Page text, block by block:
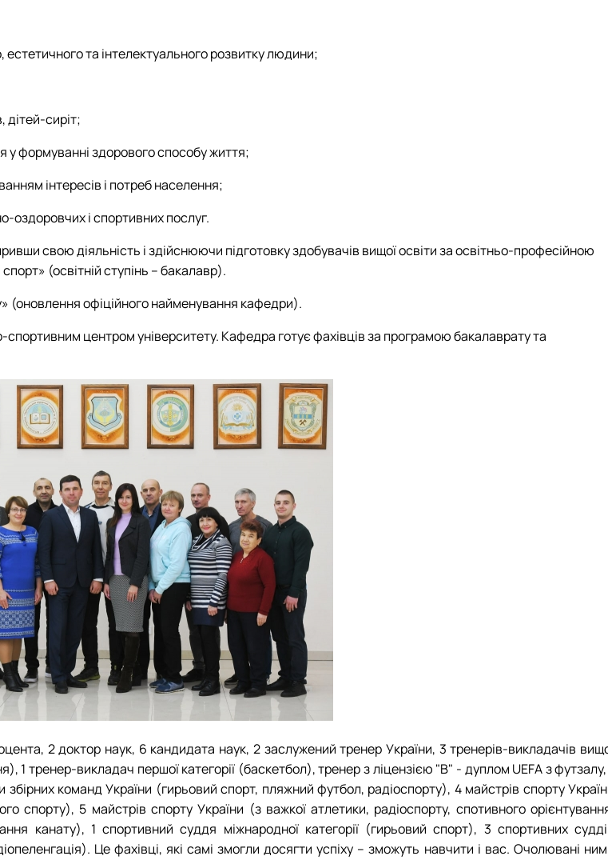
та інтелектуального розвитку людини;
дітей-сиріт;
у формуванні здорового способу життя;
інтересів і потреб населення;
оздоровчих і спортивних послуг.
свою діяльність і здійснюючи підготовку здобувачів вищої освіти за освітньо-професійною
(освітній ступінь – бакалавр).
(оновлення офіційного найменування кафедри).
центром університету. Кафедра готує фахівців за програмою бакалаврату та
2 доктор наук, 6 кандидата наук, 2 заслужений тренер України, 3 тренерів-викладачів
1 тренер-викладач першої категорії (баскетбол), тренер з ліцензією "В" - дуплом UEFA з футзалу,
збірних команд України (гирьовий спорт, пляжний футбол, радіоспорту), 4 майстрів спорту
спорту), 5 майстрів спорту України (з важкої атлетики, радіоспорту, спотивного
канату), 1 спортивний суддя міжнародної категорії (гирьовий спорт), 3 спортивних
Це фахівці, які самі змогли досягти успіху – зможуть навчити і вас. Очолювані